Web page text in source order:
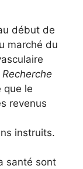
début de
marché du
Recherche
que le
revenus
instruits.
santé sont